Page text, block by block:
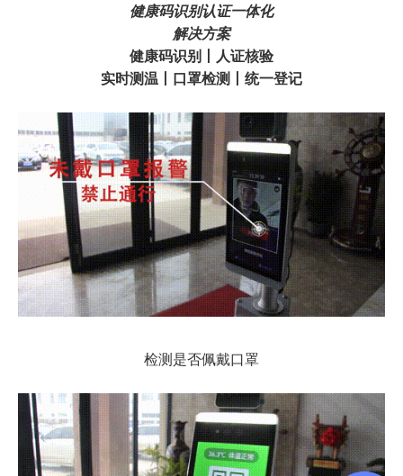
健康码识别认证一体化
解决方案
健康码识别丨人证核验
实时测温丨口罩检测丨统一登记
检测是否佩戴口罩